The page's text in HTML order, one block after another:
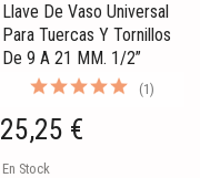
Llave De Vaso Universal
Para Tuercas Y Tornillos
De 9 A 21 MM. 1/2”
(1)
25,25 €
En Stock